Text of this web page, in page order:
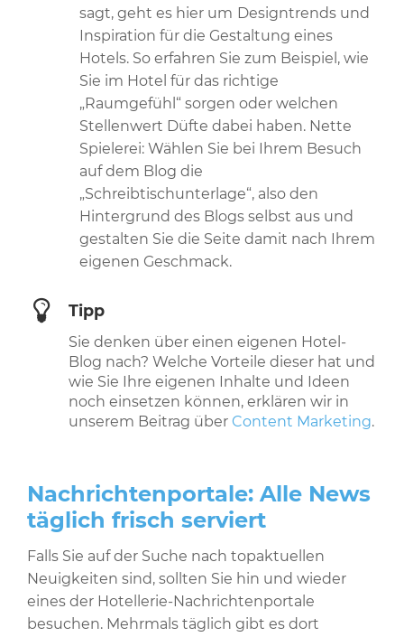
sagt, geht es hier um Designtrends und
Inspiration für die Gestaltung eines
Hotels. So erfahren Sie zum Beispiel, wie
Sie im Hotel für das richtige
„Raumgefühl“ sorgen oder welchen
Stellenwert Düfte dabei haben. Nette
Spielerei: Wählen Sie bei Ihrem Besuch
auf dem Blog die
„Schreibtischunterlage“, also den
Hintergrund des Blogs selbst aus und
gestalten Sie die Seite damit nach Ihrem
eigenen Geschmack.
Tipp
Sie denken über einen eigenen Hotel-
Blog nach? Welche Vorteile dieser hat und
wie Sie Ihre eigenen Inhalte und Ideen
noch einsetzen können, erklären wir in
unserem Beitrag über Content Marketing.
Nachrichtenportale: Alle News
täglich frisch serviert
Falls Sie auf der Suche nach topaktuellen
Neuigkeiten sind, sollten Sie hin und wieder
eines der Hotellerie-Nachrichtenportale
besuchen. Mehrmals täglich gibt es dort